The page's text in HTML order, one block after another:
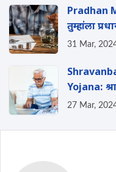
Pradhan
तुम्हांला
आहे का?
31 Mar,
Yojana:
बद्दल जाणुन
27 Mar,